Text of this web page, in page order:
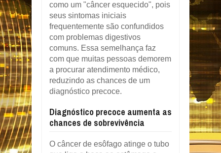
como um "câncer esquecido", pois
seus sintomas iniciais
frequentemente são confundidos
com problemas digestivos
comuns. Essa semelhança faz
com que muitas pessoas demorem
a procurar atendimento médico,
reduzindo as chances de um
diagnóstico precoce.
Diagnóstico precoce aumenta as
chances de sobrevivência
O câncer de esôfago atinge o tubo